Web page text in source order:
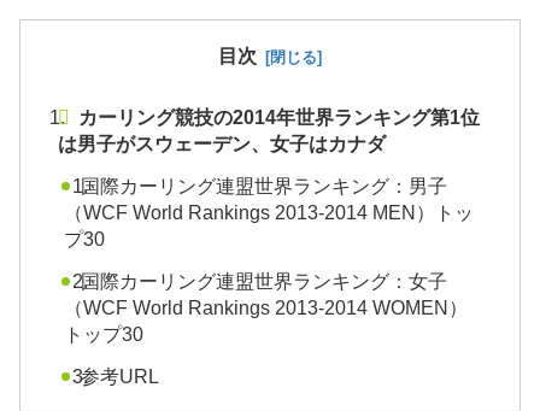
目次
カーリング競技の2014年世界ランキング第1位
は男子がスウェーデン、女子はカナダ
国際カーリング連盟世界ランキング：男子
（WCF World Rankings 2013-2014 MEN）トッ
プ30
国際カーリング連盟世界ランキング：女子
（WCF World Rankings 2013-2014 WOMEN）
トップ30
参考URL